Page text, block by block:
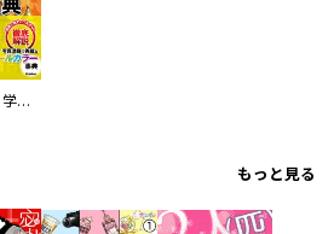
増補改訂版 学研まんが NEW世界の歴史 別巻 世界遺産学習事典
もっと見る